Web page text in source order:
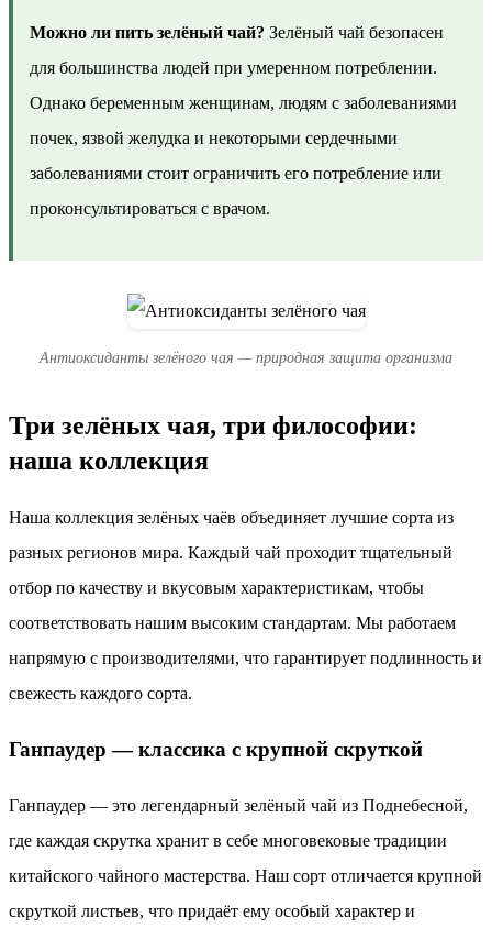
Можно ли пить зелёный чай? Зелёный чай безопасен
для большинства людей при умеренном потреблении.
Однако беременным женщинам, людям с заболеваниями
почек, язвой желудка и некоторыми сердечными
заболеваниями стоит ограничить его потребление или
проконсультироваться с врачом.
Антиоксиданты зелёного чая — природная защита организма
Три зелёных чая, три философии:
наша коллекция
Наша коллекция зелёных чаёв объединяет лучшие сорта из
разных регионов мира. Каждый чай проходит тщательный
отбор по качеству и вкусовым характеристикам, чтобы
соответствовать нашим высоким стандартам. Мы работаем
напрямую с производителями, что гарантирует подлинность и
свежесть каждого сорта.
Ганпаудер — классика с крупной скруткой
Ганпаудер — это легендарный зелёный чай из Поднебесной,
где каждая скрутка хранит в себе многовековые традиции
китайского чайного мастерства. Наш сорт отличается крупной
скруткой листьев, что придаёт ему особый характер и